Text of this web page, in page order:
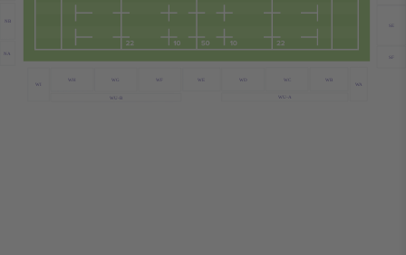
SF
SE
WA
WB
WC
WD
WE
WF
WG
WH
WI
WU-B WU-A
NA
NB